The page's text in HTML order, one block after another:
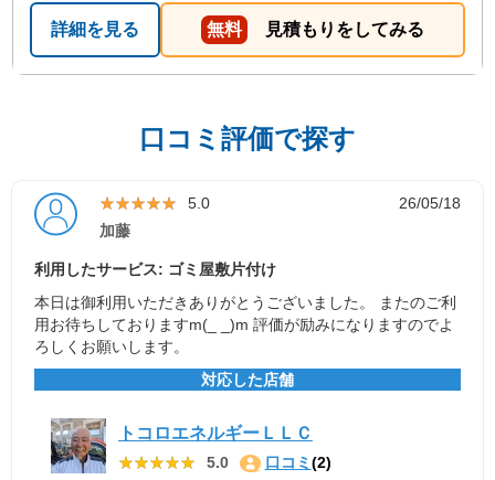
詳細を見る 無料 見積もりをしてみる
口コミ評価で探す
★★★★★
★★★★★ 5.0
26/05/18
加藤
利用したサービス: ゴミ屋敷片付け
本日は御利用いただきありがとうございました。 またのご利
用お待ちしておりますm(_ _)m 評価が励みになりますのでよ
ろしくお願いします。
対応した店舗
トコロエネルギーＬＬＣ
★★★★★
★★★★★ 5.0 口コミ (2)